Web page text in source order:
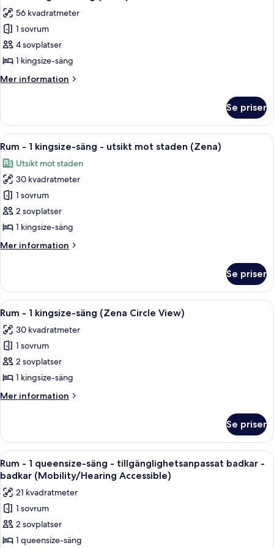
alla
foton
för
Svit
-
1
kingsize-
(Zena)
56 kvadratmeter
1 sovrum
4 sovplatser
1 kingsize-säng
Mer information
Mer
-
kingsize-
(Zena)
Se priser
Öppna
alla
foton
för
Rum
-
1
säng
mot
staden
(Zena)
Ett modernt hotellrum med en
7
Rum - 1 kingsize-säng - utsikt mot staden (Zena)
Utsikt mot staden
30 kvadratmeter
1 sovrum
2 sovplatser
1 kingsize-säng
Mer information
Mer
-
kingsize-
utsikt
staden
(Zena)
Se priser
Öppna
alla
foton
för
Rum
-
1
kingsize-
(Zena
Circle
View)
Ett modernt hotellrum med en
10
Rum - 1 kingsize-säng (Zena Circle View)
30 kvadratmeter
1 sovrum
2 sovplatser
1 kingsize-säng
Mer information
Mer
-
kingsize-
säng
Circle
View)
Se priser
Öppna
alla
foton
för
Rum
-
1
Ett modernt hotellrum med en
6
Rum - 1 queensize-säng - tillgänglighetsanpassat badkar -
badkar (Mobility/Hearing Accessible)
21 kvadratmeter
1 sovrum
2 sovplatser
1 queensize-säng